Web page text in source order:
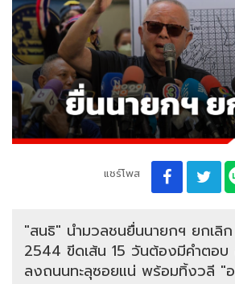
แชร์โพส
"สนธิ" นำมวลชน​ยื่น​นายกฯ ยกเลิ
2544 ขีดเส้น​ 15 วันต้องมีคำตอบ​
ลงถนนทะลุซอยแน่​ พร้อมทิ้งวลี "